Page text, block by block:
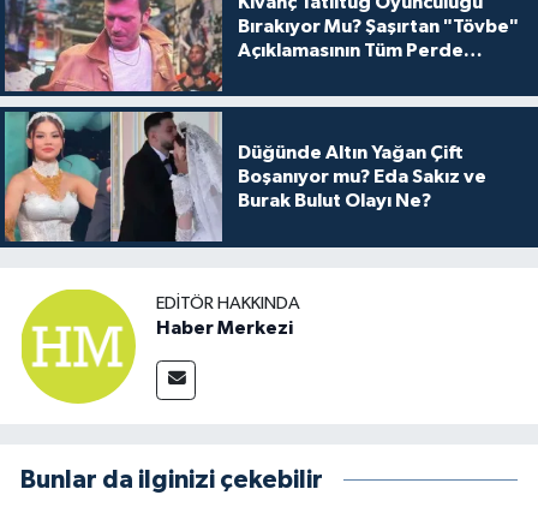
Bırakıyor Mu? Şaşırtan "Tövbe"
Açıklamasının Tüm Perde
Düğünde Altın Yağan Çift
Boşanıyor mu? Eda Sakız ve
Burak Bulut Olayı Ne?
EDITÖR HAKKINDA
Haber Merkezi
Bunlar da ilginizi çekebilir